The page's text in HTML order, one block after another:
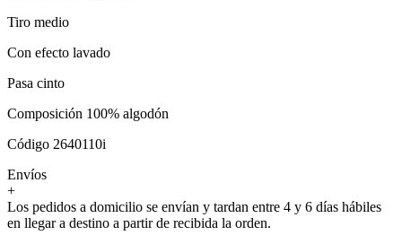
Tiro medio
Con efecto lavado
Pasa cinto
Composición 100% algodón
Código 2640110i
Envíos
+
Los pedidos a domicilio se envían y tardan entre 4 y 6 días hábiles
en llegar a destino a partir de recibida la orden.